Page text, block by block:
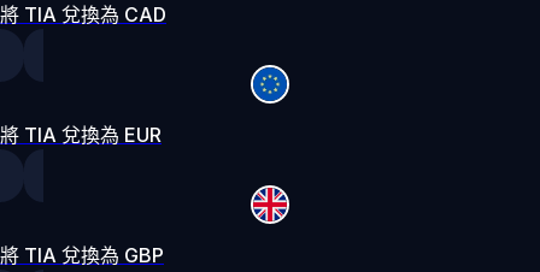
將 TIA 兌換為 CAD
將 TIA 兌換為 EUR
將 TIA 兌換為 GBP